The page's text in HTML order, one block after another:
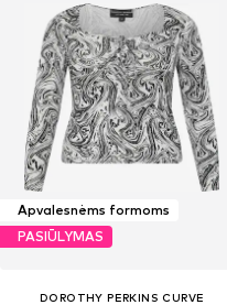
Apvalesnėms formoms
PASIŪLYMAS
DOROTHY PERKINS CURVE